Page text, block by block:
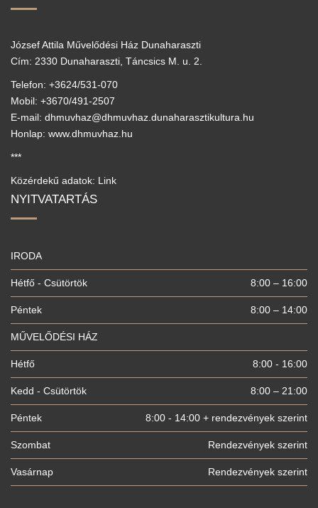
József Attila Művelődési Ház Dunaharaszti
Cím: 2330 Dunaharaszti, Táncsics M. u. 2.
Telefon: +3624/531-070
Mobil: +3670/491-2507
E-mail: dhmuvhaz@dhmuvhaz.dunaharasztikultura.hu
Honlap: www.dhmuvhaz.hu
***
Közérdekű adatok: Link
NYITVATARTÁS
IRODA
Hétfő - Csütörtök 8:00 – 16:00
Péntek 8:00 – 14:00
MŰVELŐDÉSI HÁZ
Hétfő 8:00 - 16:00
Kedd - Csütörtök 8:00 – 21:00
Péntek 8:00 - 14:00 + rendezvények szerint
Szombat Rendezvények szerint
Vasárnap Rendezvények szerint